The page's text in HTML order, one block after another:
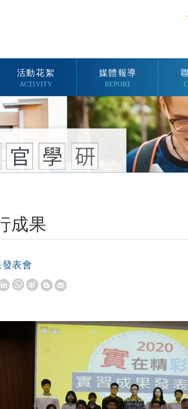
活動花絮
ACTIVITY
媒體報導
REPORT
成果
表會
W